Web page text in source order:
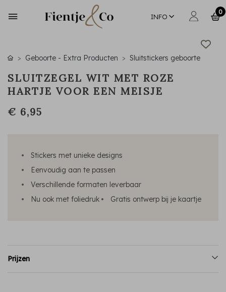
INFO
0
Geboorte - Extra Producten Sluitstickers geboorte
SLUITZEGEL WIT MET ROZE
HARTJE VOOR EEN MEISJE
€ 6,95
Stickers met unieke designs
Eenvoudig aan te passen
Verschillende formaten leverbaar
Nu ook met foliedruk
Gratis ontwerp bij je kaartje
Prijzen